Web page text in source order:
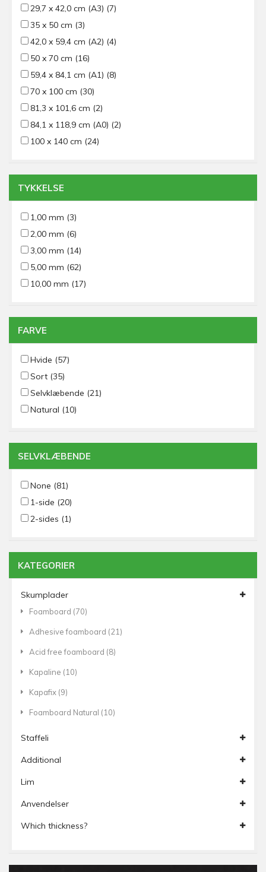
29,7 x 42,0 cm (A3) (7)
35 x 50 cm (3)
42,0 x 59,4 cm (A2) (4)
50 x 70 cm (16)
59,4 x 84,1 cm (A1) (8)
70 x 100 cm (30)
81,3 x 101,6 cm (2)
84,1 x 118,9 cm (A0) (2)
100 x 140 cm (24)
TYKKELSE
1,00 mm (3)
2,00 mm (6)
3,00 mm (14)
5,00 mm (62)
10,00 mm (17)
FARVE
Hvide (57)
Sort (35)
Selvklæbende (21)
Natural (10)
SELVKLÆBENDE
None (81)
1-side (20)
2-sides (1)
KATEGORIER
Skumplader
Foamboard (70)
Adhesive foamboard (21)
Acid free foamboard (8)
Kapaline (10)
Kapafix (9)
Foamboard Natural (10)
Staffeli
Additional
Lim
Anvendelser
Which thickness?